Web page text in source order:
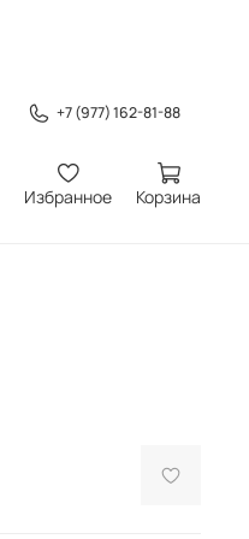
+7 (977) 162-81-88
Избранное Корзина